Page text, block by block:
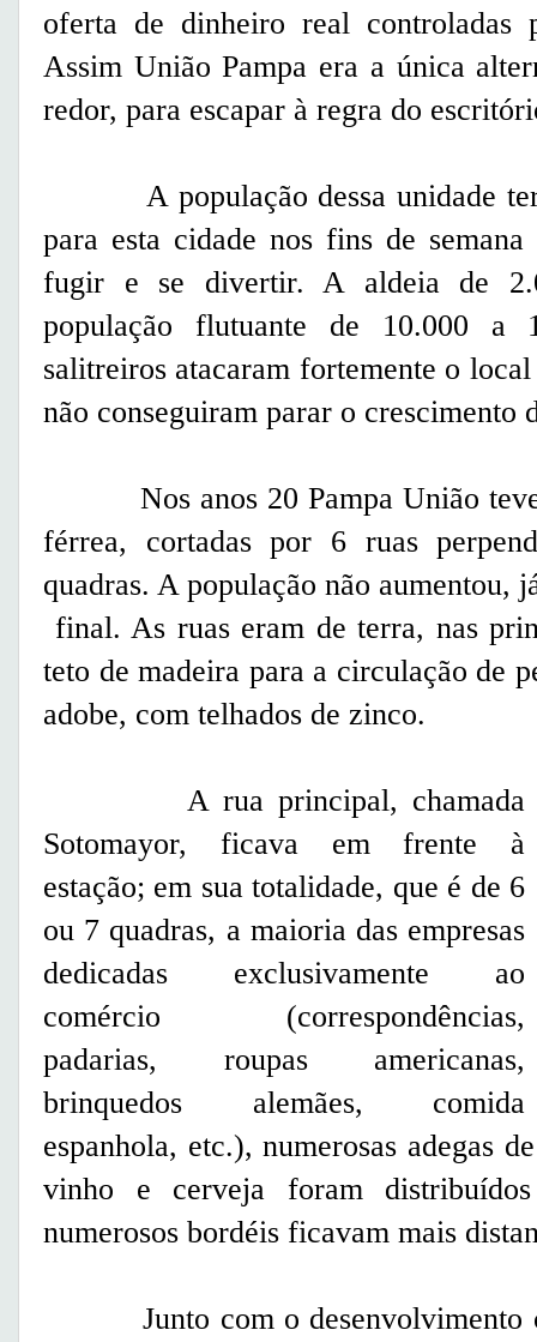
oferta de dinheiro real controladas
Assim União Pampa era a única
redor, para escapar à regra do
A população dessa unidade
para esta cidade nos fins de
fugir e se divertir. A aldeia de
população flutuante de 10.000 a
salitreiros atacaram fortemente o
não conseguiram parar o crescimento
Nos anos 20 Pampa União teve
férrea, cortadas por 6 ruas
quadras. A população não aumentou,
final. As ruas eram de terra, nas
teto de madeira para a circulação de
adobe, com telhados de zinco.
A rua principal, chamada
Sotomayor, ficava em frente à
estação; em sua totalidade, que é de 6
ou 7 quadras, a maioria das empresas
dedicadas exclusivamente ao
comércio (correspondências,
padarias, roupas americanas,
brinquedos alemães, comida
espanhola, etc.), numerosas adegas
vinho e cerveja foram
numerosos bordéis ficavam mais
Junto com o desenvolvimento